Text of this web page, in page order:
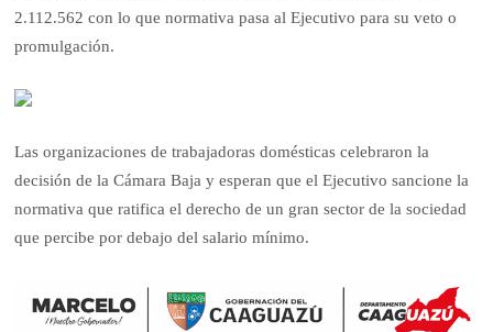
2.112.562 con lo que normativa pasa al Ejecutivo para su veto o
promulgación.
Las organizaciones de trabajadoras domésticas celebraron la
decisión de la Cámara Baja y esperan que el Ejecutivo sancione la
normativa que ratifica el derecho de un gran sector de la sociedad
que percibe por debajo del salario mínimo.